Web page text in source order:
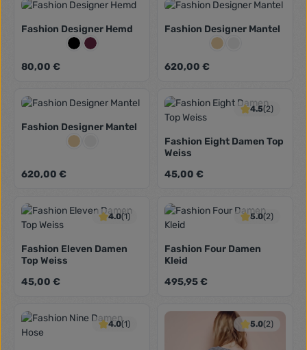
Fashion Designer Hemd
SchwarzWeinrot
Regulärer Preis:
80,00 €
Fashion Designer Mantel
Beige
Regulärer Preis:
620,00 €
Fashion Designer Mantel
Beige
Regulärer Preis:
620,00 €
4.5(2)
Fashion Eight Damen Top
Weiss
Regulärer Preis:
45,00 €
4.0(1)
Fashion Eleven Damen
Top Weiss
Regulärer Preis:
45,00 €
5.0(2)
Fashion Four Damen
Kleid
Regulärer Preis:
495,95 €
4.0(1) 5.0(2)